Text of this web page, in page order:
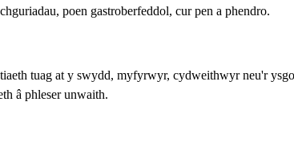
poen gastroberfeddol, cur pen a phendro.
tuag at y swydd, myfyrwyr, cydweithwyr neu'r
â phleser unwaith.